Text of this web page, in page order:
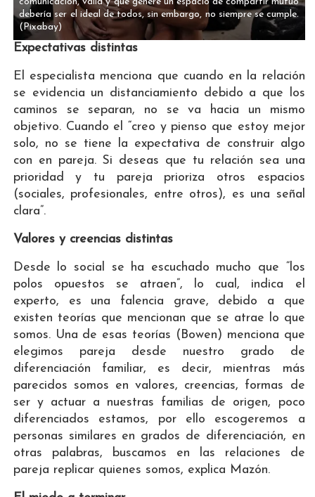
debería ser el ideal de todos, sin embargo, no siempre se cumple.
(Pixabay)
Expectativas distintas
El especialista menciona que cuando en la relación
se evidencia un distanciamiento debido a que los
caminos se separan, no se va hacia un mismo
objetivo. Cuando el “creo y pienso que estoy mejor
solo, no se tiene la expectativa de construir algo
con en pareja. Si deseas que tu relación sea una
prioridad y tu pareja prioriza otros espacios
(sociales, profesionales, entre otros), es una señal
clara”.
Valores y creencias distintas
Desde lo social se ha escuchado mucho que “los
polos opuestos se atraen”, lo cual, indica el
experto, es una falencia grave, debido a que
existen teorías que mencionan que se atrae lo que
somos. Una de esas teorías (Bowen) menciona que
elegimos pareja desde nuestro grado de
diferenciación familiar, es decir, mientras más
parecidos somos en valores, creencias, formas de
ser y actuar a nuestras familias de origen, poco
diferenciados estamos, por ello escogeremos a
personas similares en grados de diferenciación, en
otras palabras, buscamos en las relaciones de
pareja replicar quienes somos, explica Mazón.